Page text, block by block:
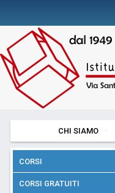
CHI SIAMO
CORSI
CORSI GRATUITI